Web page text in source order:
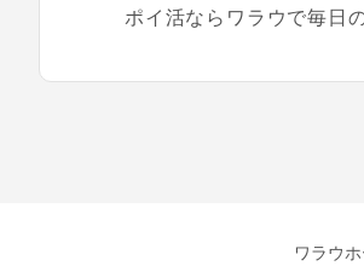
ポイ活ならワラウで毎日
ワラウ